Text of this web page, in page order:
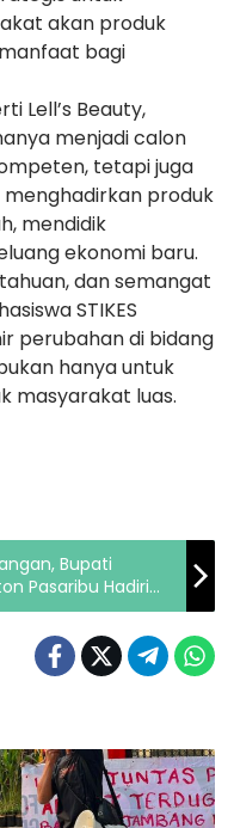
akan produk
bagi
Lell’s Beauty,
menjadi calon
tetapi juga
produk
mendidik
ekonomi baru.
dan semangat
STIKES
perubahan di bidang
hanya untuk
masyarakat luas.
Bupati
Pasaribu Hadiri